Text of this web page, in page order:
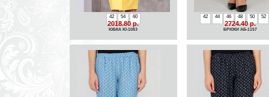
42 54 60
2018.80 р.
ЮБКА Ю-1083
42 44 46 48 50 52
2724.40 р.
БРЮКИ АБ-1157